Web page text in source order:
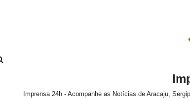
Imprensa 24h - Acompanhe as Notícias de Aracaju,